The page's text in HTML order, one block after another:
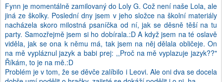
Fynn je momentálně zamilovaný do Loly G. Což není naše Lola, ale
jiná ze školky. Poslední dny jsem v jeho složce na školní materiály
nacházela skoro milostná psaníčka od ní, jak se děsně těší na tu
party. Samozřejmě jsem si ho dobírala.:D A když jsem na té oslavě
viděla, jak se ona k němu má, tak jsem na něj dělala obličeje. On
na mě vypláznul jazyk a babi prej: ,,Proč na mě vyplazuje jazyk??"
Říkám, to je na mě.:D
Problém je v tom, že se děvče zalíbilo i Leovi. Ale oni dva se docela